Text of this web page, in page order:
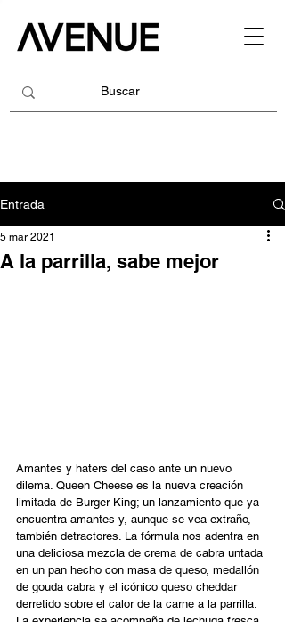
Entrada
A la parrilla, sabe mejor
5 mar 2021
Amantes y haters del caso ante un nuevo
dilema. Queen Cheese es la nueva creación
limitada de Burger King; un lanzamiento que ya
encuentra amantes y, aunque se vea extraño,
también detractores. La fórmula nos adentra en
una deliciosa mezcla de crema de cabra untada
en un pan hecho con masa de queso, medallón
de gouda cabra y el icónico queso cheddar
derretido sobre el calor de la carne a la parrilla.